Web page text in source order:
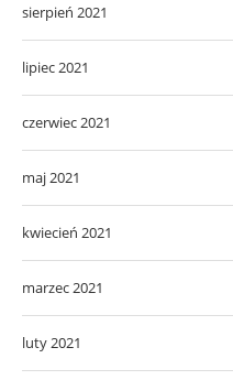
sierpień 2021
lipiec 2021
czerwiec 2021
maj 2021
kwiecień 2021
marzec 2021
luty 2021